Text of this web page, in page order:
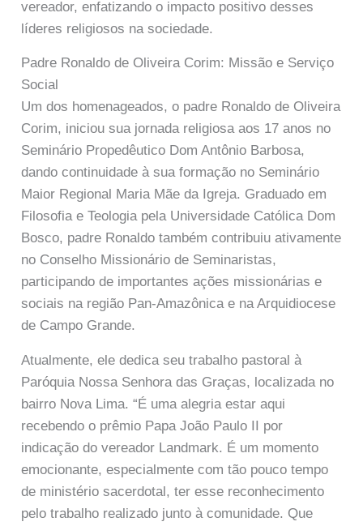
vereador, enfatizando o impacto positivo desses
líderes religiosos na sociedade.
Padre Ronaldo de Oliveira Corim: Missão e Serviço
Social
Um dos homenageados, o padre Ronaldo de Oliveira
Corim, iniciou sua jornada religiosa aos 17 anos no
Seminário Propedêutico Dom Antônio Barbosa,
dando continuidade à sua formação no Seminário
Maior Regional Maria Mãe da Igreja. Graduado em
Filosofia e Teologia pela Universidade Católica Dom
Bosco, padre Ronaldo também contribuiu ativamente
no Conselho Missionário de Seminaristas,
participando de importantes ações missionárias e
sociais na região Pan-Amazônica e na Arquidiocese
de Campo Grande.
Atualmente, ele dedica seu trabalho pastoral à
Paróquia Nossa Senhora das Graças, localizada no
bairro Nova Lima. “É uma alegria estar aqui
recebendo o prêmio Papa João Paulo II por
indicação do vereador Landmark. É um momento
emocionante, especialmente com tão pouco tempo
de ministério sacerdotal, ter esse reconhecimento
pelo trabalho realizado junto à comunidade. Que